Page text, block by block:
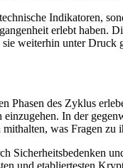
Indikatoren,
erlebt
weiterhin unter Druck
des Zyklus
In der
was Fragen
und etabliertesten